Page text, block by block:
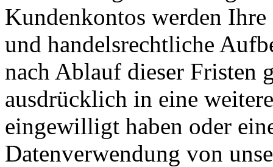
Kundenkontos werden
und handelsrechtliche
nach Ablauf dieser Fristen
ausdrücklich in eine
eingewilligt haben oder
Datenverwendung von